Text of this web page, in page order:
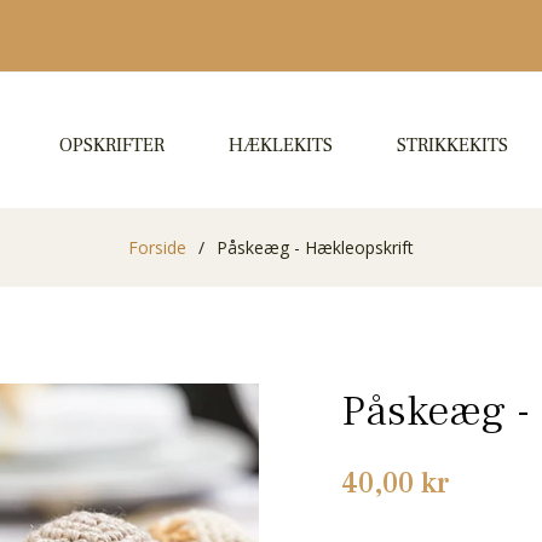
OPSKRIFTER HÆKLEKITS STRIKKEKITS
Forside / Påskeæg - Hækleopskrift
Påskeæg
Normalpris
40,00 kr